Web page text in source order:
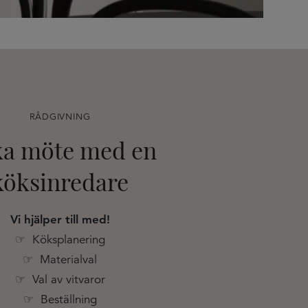
RÅDGIVNING
möte med en
Vi hjälper till med!
☞ Köksplanering
☞ Materialval
☞ Val av vitvaror
☞ Beställning